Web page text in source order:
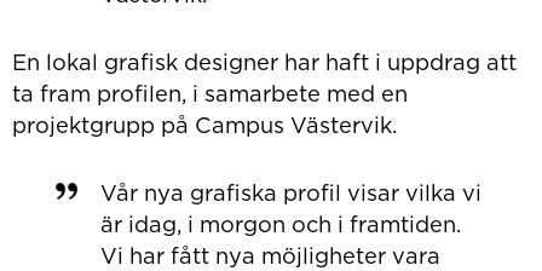
En lokal grafisk designer har haft i uppdrag att
ta fram profilen, i samarbete med en
projektgrupp på Campus Västervik.
Vår nya grafiska profil visar vilka vi
är idag, i morgon och i framtiden.
Vi har fått nya möjligheter vara